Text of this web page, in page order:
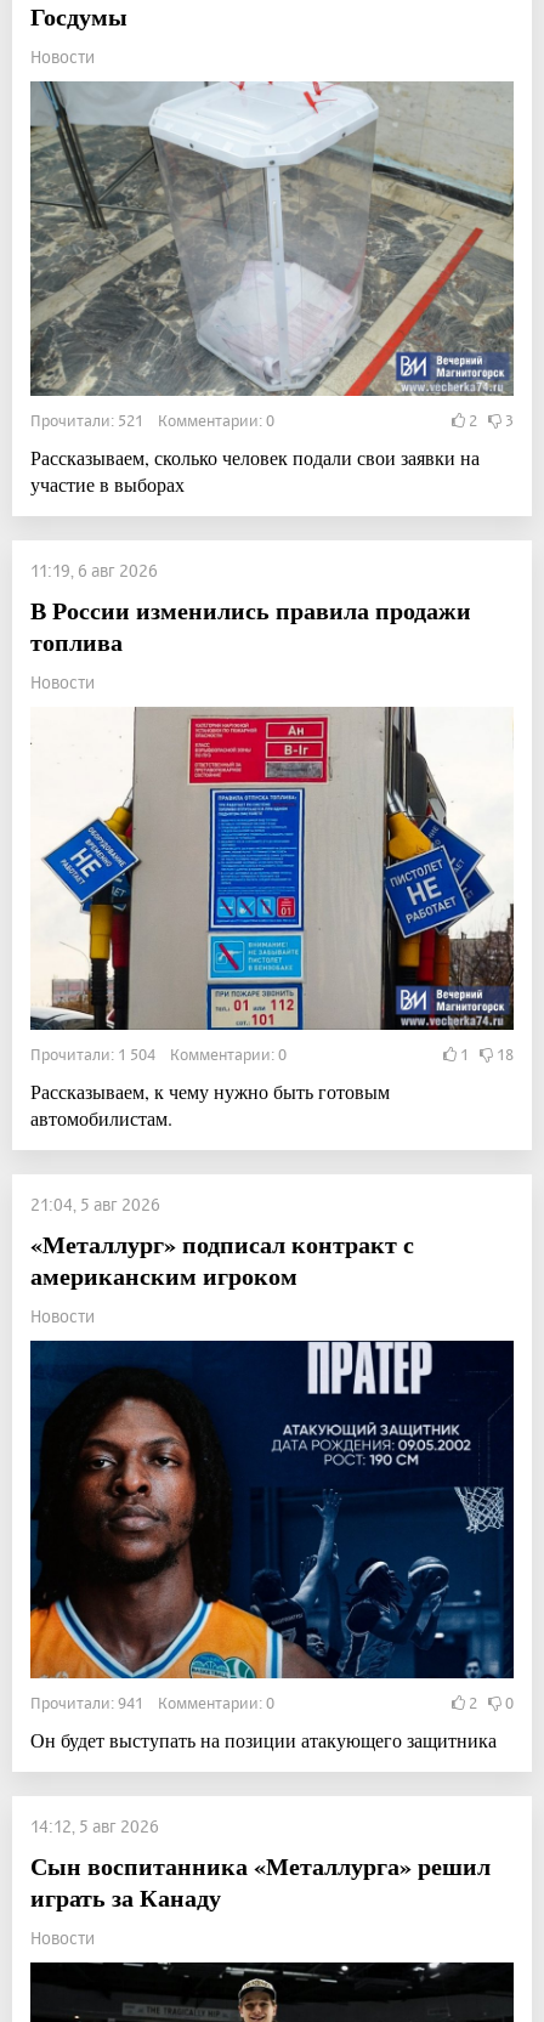
Госдумы
Новости
Прочитали: 521 Комментарии: 0 2 3
Рассказываем, сколько человек подали свои заявки на
участие в выборах
11:19, 6 авг 2026
В России изменились правила продажи
топлива
Новости
Прочитали: 1 504 Комментарии: 0 1 18
Рассказываем, к чему нужно быть готовым
автомобилистам.
21:04, 5 авг 2026
«Металлург» подписал контракт с
американским игроком
Новости
Прочитали: 941 Комментарии: 0 2 0
Он будет выступать на позиции атакующего защитника
14:12, 5 авг 2026
Сын воспитанника «Металлурга» решил
играть за Канаду
Новости